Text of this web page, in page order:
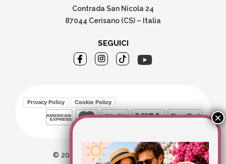
Contrada San Nicola 24
87044 Cerisano (CS) – Italia
SEGUICI
Privacy Policy Cookie Policy
© 2026 Wellvit All Rights Reserved